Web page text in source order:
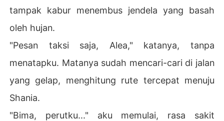
tampak kabur menembus jendela yang basah
oleh hujan.
"Pesan taksi saja, Alea," katanya, tanpa
menatapku. Matanya sudah mencari-cari di jalan
yang gelap, menghitung rute tercepat menuju
Shania.
"Bima, perutku..." aku memulai, rasa sakit